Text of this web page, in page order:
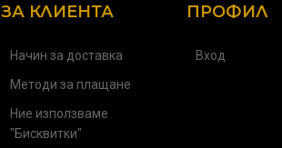
ЗА КЛИЕНТА
Начин за доставка
Методи за плащане
Ние използваме
"Бисквитки"
ПРОФИЛ
Вход